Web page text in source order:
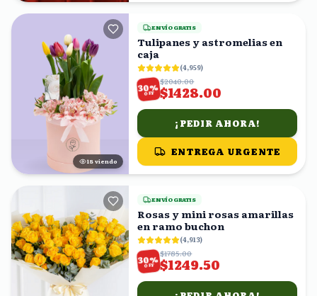
18 viendo
ENVÍO GRATIS
Tulipanes y astromelias en
caja
(4,959)
30%
OFF
$2040.00
$1428.00
¡PEDIR AHORA!
ENTREGA URGENTE
ENVÍO GRATIS
Rosas y mini rosas amarillas
en ramo buchon
(4,913)
30%
OFF
$1785.00
$1249.50